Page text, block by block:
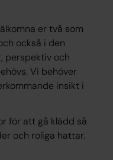
er två som
också i den
perspektiv och
Vi behöver
insikt i
för att gå klädd så
och roliga hattar.